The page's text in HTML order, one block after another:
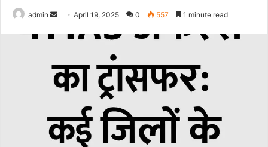
admin
SendApril 19, 2025 0 557 1 minute read